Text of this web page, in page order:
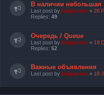
В наличии небольшая
Last post by kolyandex « 26
Replies: 49
Очередь / Queue
Last post by kolyandex « 19
Replies: 52
Важные объявления
Last post by kolyandex « 18